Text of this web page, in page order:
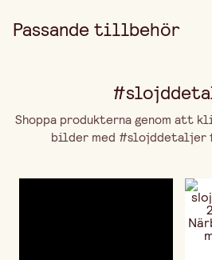
Passande tillbehör
Shoppa produkterna genom att
bilder med #slojddetaljer